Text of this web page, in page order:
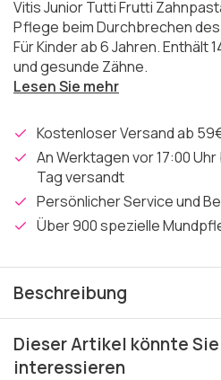
Vitis Junior Tutti Frutti
Pflege beim Durchbrechen
Für Kinder ab 6 Jahren. Enthält
und gesunde Zähne.
Lesen Sie mehr
Kostenloser Versand ab
An Werktagen vor 17:00
Tag versandt
Persönlicher Service und
Über 900 spezielle
Beschreibung
Dieser Artikel könnte
interessieren